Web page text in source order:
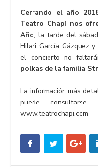
Cerrando el año
Teatro Chapí nos
Año, la tarde del
Hilari García Gázquez
el concierto no
polkas de la familia
La información más
puede
www.teatrochapi.com